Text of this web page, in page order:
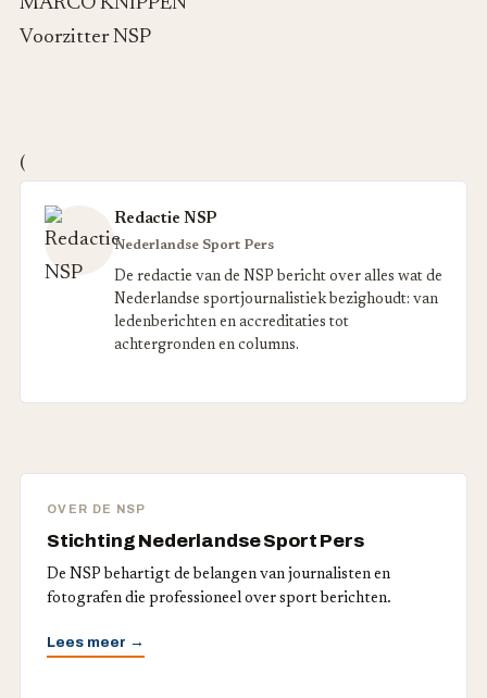
MARCO KNIPPEN
Voorzitter NSP
(
Redactie NSP
Nederlandse Sport Pers
De redactie van de NSP bericht over alles wat de
Nederlandse sportjournalistiek bezighoudt: van
ledenberichten en accreditaties tot
achtergronden en columns.
OVER DE NSP
Stichting Nederlandse Sport Pers
De NSP behartigt de belangen van journalisten en
fotografen die professioneel over sport berichten.
Lees meer →